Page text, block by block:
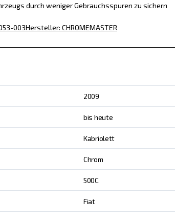
durch weniger Gebrauchsspuren zu sichern
003Hersteller: CHROMEMASTER
2009
bis heute
Kabriolett
Chrom
500C
Fiat